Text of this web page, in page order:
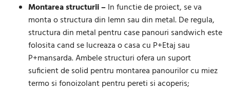
Montarea structurii –In functie de proiect, se va
monta o structura din lemn sau din metal. De regula,
structura din metal pentru case panouri sandwich este
folosita cand se lucreaza o casa cu P+Etaj sau
P+mansarda. Ambele structuri ofera un suport
suficient de solid pentru montarea panourilor cu miez
termo si fonoizolant pentru pereti si acoperis;